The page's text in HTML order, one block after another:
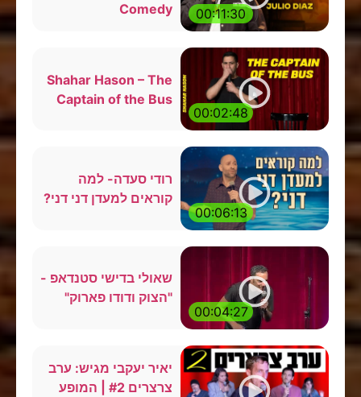
00:11:30
Comedy
00:02:48
Shahar Hason – The
Captain of the Bus
00:06:13
רודי סעדה- למה
קוראים למעדן דני דני?
00:04:27
שאולי בדישי סטנדאפ -
"הצוק ודודו פארוק"
יאיר יעקבי מגיש: ערב
צרצרים #2 | המופע